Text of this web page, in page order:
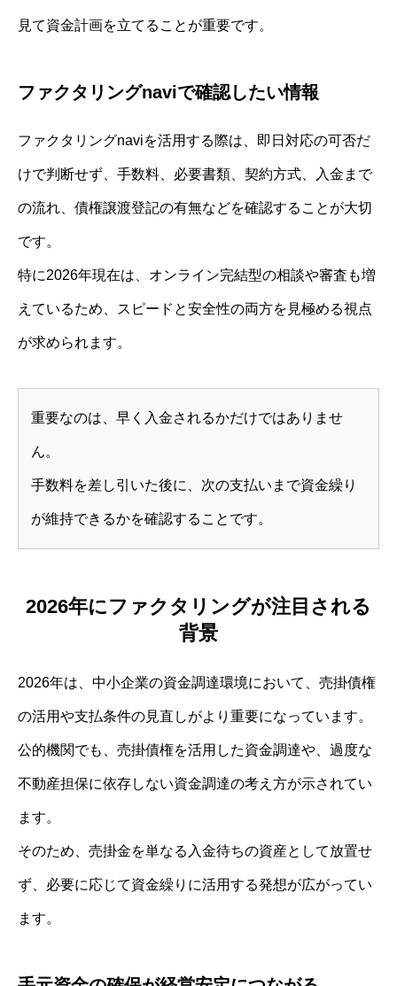
見て資金計画を立てることが重要です。
ファクタリングnaviで確認したい情報
ファクタリングnaviを活用する際は、即日対応の可否だ
けで判断せず、手数料、必要書類、契約方式、入金まで
の流れ、債権譲渡登記の有無などを確認することが大切
です。
特に2026年現在は、オンライン完結型の相談や審査も増
えているため、スピードと安全性の両方を見極める視点
が求められます。
重要なのは、早く入金されるかだけではありませ
ん。
手数料を差し引いた後に、次の支払いまで資金繰り
が維持できるかを確認することです。
2026年にファクタリングが注目される
背景
2026年は、中小企業の資金調達環境において、売掛債権
の活用や支払条件の見直しがより重要になっています。
公的機関でも、売掛債権を活用した資金調達や、過度な
不動産担保に依存しない資金調達の考え方が示されてい
ます。
そのため、売掛金を単なる入金待ちの資産として放置せ
ず、必要に応じて資金繰りに活用する発想が広がってい
ます。